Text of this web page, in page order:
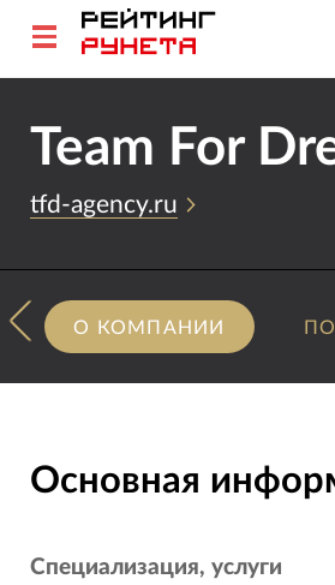
Team For
tfd-agency.ru
О КОМПАНИИ
Основная
Специализация, услуги